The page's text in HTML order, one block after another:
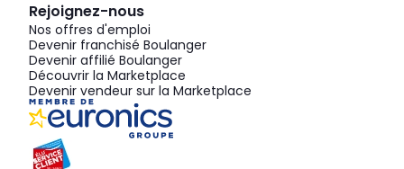
Rejoignez-nous
Nos offres d'emploi
Devenir franchisé Boulanger
Devenir affilié Boulanger
Découvrir la Marketplace
Devenir vendeur sur la Marketplace